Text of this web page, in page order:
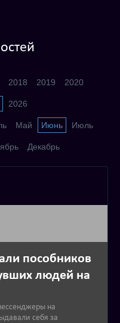
2018 2019 2020
2026
Май Июнь Июль
Декабрь
пособников
людей на
на
себя за